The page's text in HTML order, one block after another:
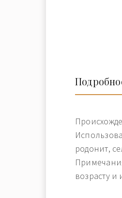
родонит,
возрасту